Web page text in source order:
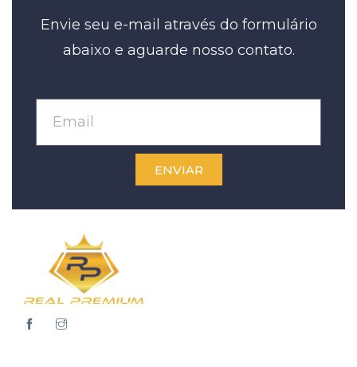
Envie seu e-mail através do formulário
abaixo e aguarde nosso contato.
ENVIAR